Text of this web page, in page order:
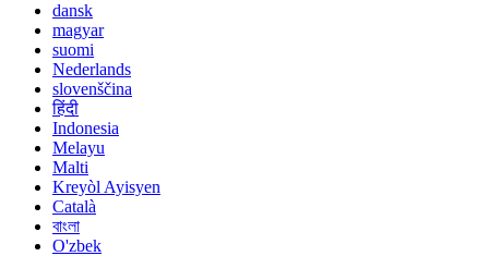
dansk
magyar
suomi
Nederlands
slovenščina
हिंदी
Indonesia
Melayu
Malti
Kreyòl Ayisyen
Català
বাংলা
O'zbek